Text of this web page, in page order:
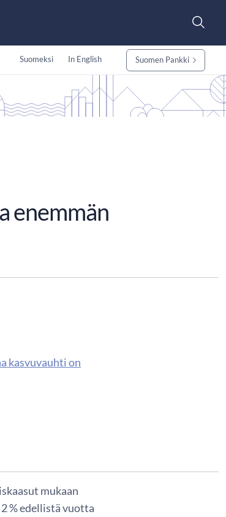
Suomeksi In English Suomen Pankki
enemmän
kasvuvauhti on
mukaan
% edellistä vuotta